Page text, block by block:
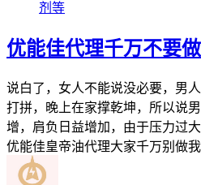
剂等
优能佳代理千万不要做
说白了，女人不能说没必要，男
打拼，晚上在家撑乾坤，所以说
增，肩负日益增加，由于压力过
优能佳皇帝油代理大家千万别做